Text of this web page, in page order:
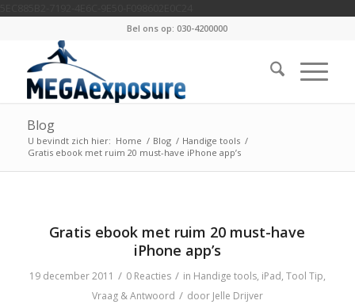
Bel ons op: 030-4200000
Blog
U bevindt zich hier: Home / Blog / Handige tools /
Gratis ebook met ruim 20 must-have iPhone app’s
Gratis ebook met ruim 20 must-have
iPhone app’s
19 december 2011 / 0 Reacties / in Handige tools, iPad, Tool Tip,
Vraag & Antwoord / door Jelle Drijver